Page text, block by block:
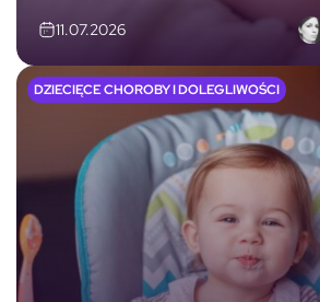
11.07.2026
DZIECIĘCE CHOROBY I DOLEGLIWOŚCI